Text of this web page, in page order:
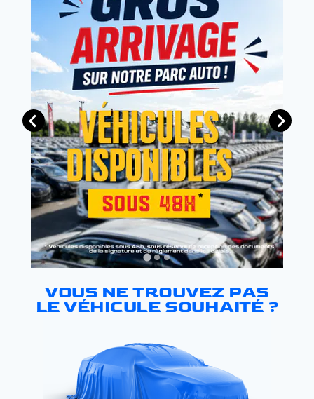
VOUS NE TROUVEZ PAS
LE VÉHICULE SOUHAITÉ ?